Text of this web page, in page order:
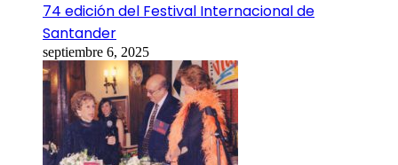
74 edición del Festival Internacional de
Santander
septiembre 6, 2025